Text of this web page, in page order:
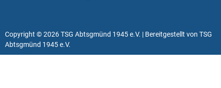
Copyright © 2026 TSG Abtsgmünd 1945 e.V. | Bereitgestellt von TSG
Abtsgmünd 1945 e.V.